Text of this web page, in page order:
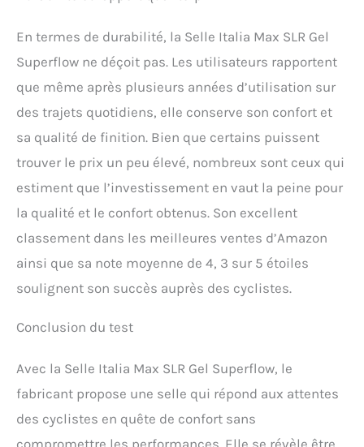
En termes de durabilité, la Selle Italia Max SLR Gel
Superflow ne déçoit pas. Les utilisateurs rapportent
que même après plusieurs années d’utilisation sur
des trajets quotidiens, elle conserve son confort et
sa qualité de finition. Bien que certains puissent
trouver le prix un peu élevé, nombreux sont ceux qui
estiment que l’investissement en vaut la peine pour
la qualité et le confort obtenus. Son excellent
classement dans les meilleures ventes d’Amazon
ainsi que sa note moyenne de 4, 3 sur 5 étoiles
soulignent son succès auprès des cyclistes.
Conclusion du test
Avec la Selle Italia Max SLR Gel Superflow, le
fabricant propose une selle qui répond aux attentes
des cyclistes en quête de confort sans
compromettre les performances. Elle se révèle être